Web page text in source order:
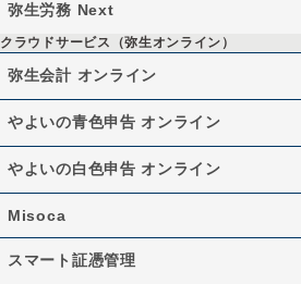
弥生労務 Next
クラウドサービス（弥生オンライン）
弥生会計 オンライン
やよいの青色申告 オンライン
やよいの白色申告 オンライン
Misoca
スマート証憑管理